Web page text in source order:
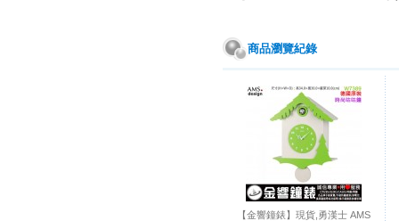
商品瀏覽紀錄
【金響鐘錶】現貨,勇漢士 AMS